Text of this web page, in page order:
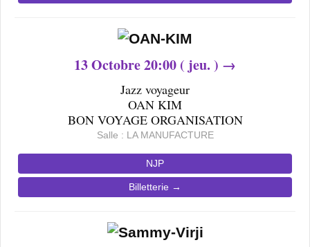
13Octobre20:00 ( jeu. ) →
Jazz voyageur
OAN KIM
BON VOYAGE ORGANISATION
Salle : LA MANUFACTURE
NJP
Billetterie →